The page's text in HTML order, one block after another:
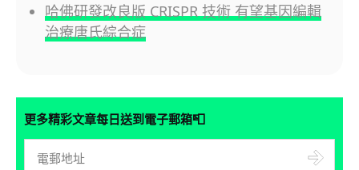
哈佛研發改良版 CRISPR 技術 有望基因編輯
治療唐氏綜合症
更多精彩文章每日送到電子郵箱📮